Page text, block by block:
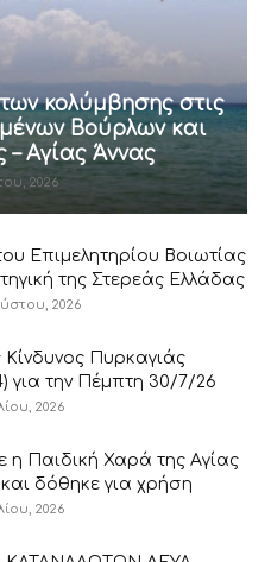
κολύμβησης στις
Βούρλων και
– Αγίας Άννας
2026
Επιμελητηρίου Βοιωτίας
της Στερεάς Ελλάδας
2026
Πυρκαγιάς
για την Πέμπτη 30/7/26
2026
η Παιδική Χαρά της Αγίας
δόθηκε για χρήση
2026